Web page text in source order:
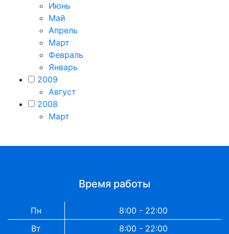
Июнь
Май
Апрель
Март
Февраль
Январь
2009
Август
2008
Март
Время работы
Пн
8:00 - 22:00
Вт
8:00 - 22:00